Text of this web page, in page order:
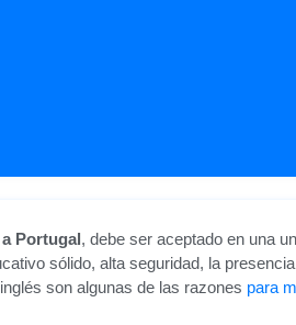
Portugal, debe ser aceptado en una
sólido, alta seguridad, la
son algunas de las razones para